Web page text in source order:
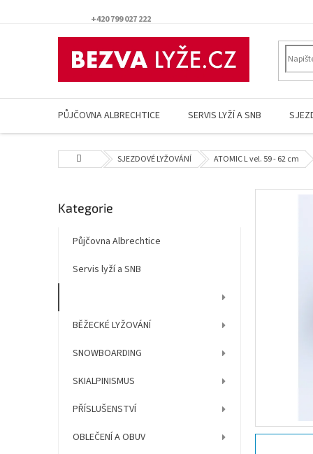
+420 799 027 222
PŮJČOVNA ALBRECHTICE SERVIS LYŽÍ A SNB
Domů SJEZDOVÉ LYŽOVÁNÍ ATOMIC L vel. 59 - 62 cm
o
n
Přeskočit
Kategorie
Půjčovna Albrechtice
Servis lyží a SNB
BĚŽECKÉ LYŽOVÁNÍ
SNOWBOARDING
SKIALPINISMUS
PŘÍSLUŠENSTVÍ
OBLEČENÍ A OBUV